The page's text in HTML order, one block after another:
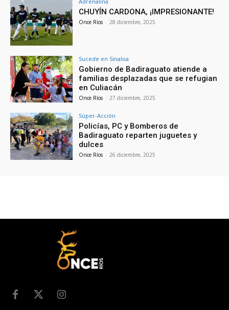
CHUYÍN CARDONA, ¡IMPRESIONANTE!
Once Ríos - 28 diciembre, 2025
Sucede en Sinaloa
Gobierno de Badiraguato atiende a
familias desplazadas que se refugian
en Culiacán
Once Ríos - 27 diciembre, 2025
Súper-Acción
Policías, PC y Bomberos de
Badiraguato reparten juguetes y
dulces
Once Ríos - 26 diciembre, 2025